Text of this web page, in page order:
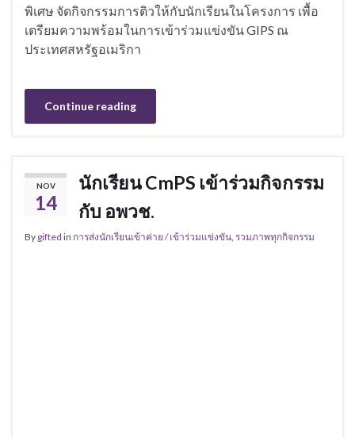
พิเศษ จัดกิจกรรมการติวให้กับนักเรียนในโครงการ เพื้อ
เตรียมความพร้อมในการเข้าร่วมแข่งขัน GIPS ณ
ประเทศสหรัฐอเมริกา
Continue reading
NOV
14
นักเรียน CmPS เข้าร่วมกิจกรรม
กับ อพวช.
By gifted in การส่งนักเรียนเข้าค่าย / เข้าร่วมแข่งขัน รวมภาพทุกกิจกรรม